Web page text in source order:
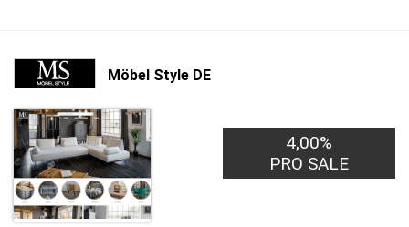
Möbel Style DE
4,00%
PRO SALE